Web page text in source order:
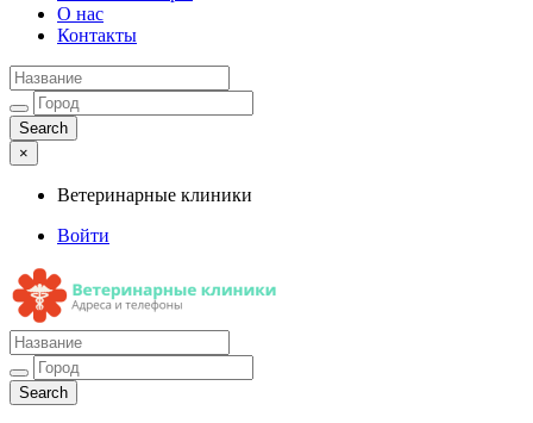
О нас
Контакты
×
Ветеринарные клиники
Войти
Ветеринарные клиники
Адреса и телефоны